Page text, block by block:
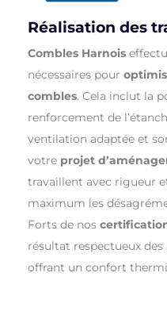
Réalisation des
Combles Harnois
nécessaires pour
combles. Cela inclut la
renforcement de
ventilation adaptée et
votre projet
travaillent avec rigueur
maximum les
Forts de nos
résultat respectueux des
offrant un confort